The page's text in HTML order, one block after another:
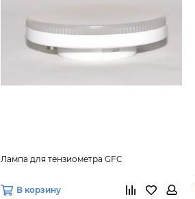
Лампа для тензиометра GFC
В корзину